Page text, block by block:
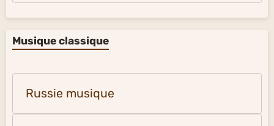
Musique classique
Russie musique